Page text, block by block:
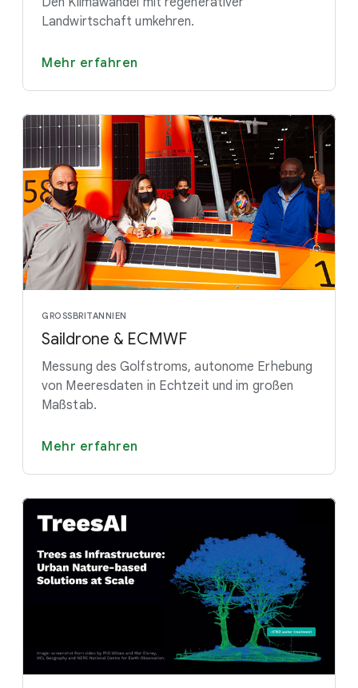
Landwirtschaft umkehren.
Mehr erfahren
GROSSBRITANNIEN
Saildrone & ECMWF
Messung des Golfstroms, autonome Erhebung
von Meeresdaten in Echtzeit und im großen
Maßstab.
Mehr erfahren